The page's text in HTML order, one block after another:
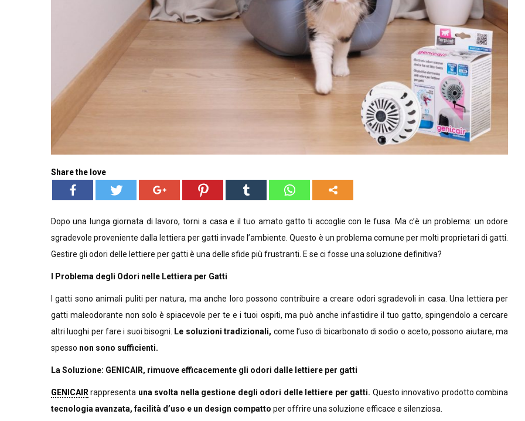
Share the love
Dopo una lunga giornata di lavoro, torni a casa e il tuo amato gatto ti accoglie con le fusa. Ma c’è un problema: un odore
sgradevole proveniente dalla lettiera per gatti invade l’ambiente. Questo è un problema comune per molti proprietari di gatti.
Gestire gli odori delle lettiere per gatti è una delle sfide più frustranti. E se ci fosse una soluzione definitiva?
l Problema degli Odori nelle Lettiera per Gatti
I gatti sono animali puliti per natura, ma anche loro possono contribuire a creare odori sgradevoli in casa. Una lettiera per
gatti maleodorante non solo è spiacevole per te e i tuoi ospiti, ma può anche infastidire il tuo gatto, spingendolo a cercare
altri luoghi per fare i suoi bisogni.
Le soluzioni tradizionali, come l’uso di bicarbonato di sodio o aceto, possono aiutare, ma
spesso non sono sufficienti.
La Soluzione: GENICAIR, rimuove efficacemente gli odori dalle lettiere per gatti
GENICAIR rappresenta una svolta nella gestione degli odori delle lettiere per gatti. Questo innovativo prodotto combina
tecnologia avanzata, facilità d’uso e un design compatto per offrire una soluzione efficace e silenziosa.